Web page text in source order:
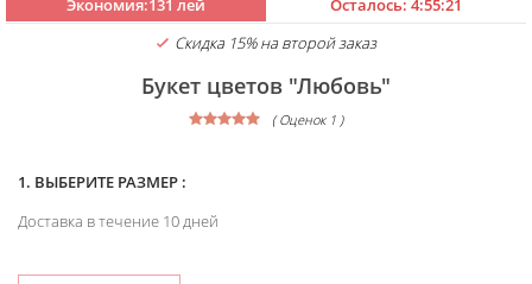
Экономия:131 лей Осталось: 4:55:21
Скидка 15% на второй заказ
Букет цветов "Любовь"
( Оценок 1 )
1. ВЫБЕРИТЕ РАЗМЕР :
Доставка в течение 10 дней